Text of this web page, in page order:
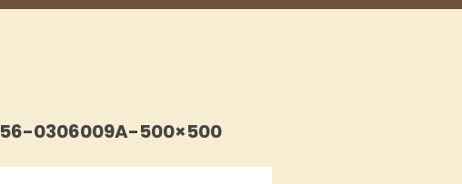
56-0306009A-500×500